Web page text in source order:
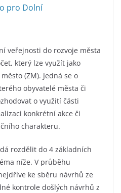
pro Dolní
veřejnosti do rozvoje města
který lze využít jako
(ZM). Jedná se o
obyvatelé města či
o využití části
konkrétní akce či
charakteru.
rozdělit do 4 základních
níže. V průběhu
ke sběru návrhů ze
kontrole došlých návrhů z